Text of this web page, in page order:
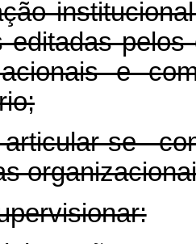
editadas
e
se